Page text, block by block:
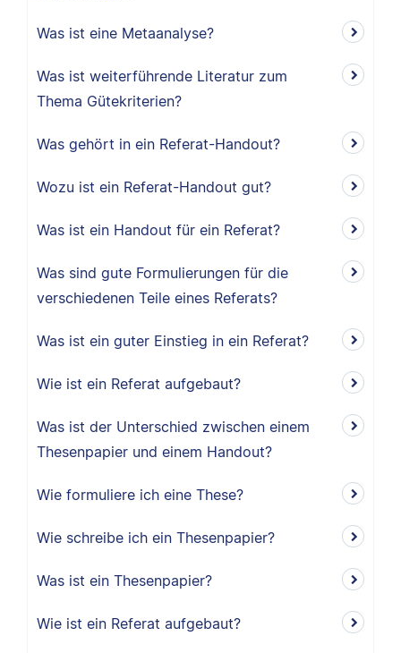
Was ist eine Metaanalyse?
Was ist weiterführende Literatur zum
Thema Gütekriterien?
Was gehört in ein Referat-Handout?
Wozu ist ein Referat-Handout gut?
Was ist ein Handout für ein Referat?
Was sind gute Formulierungen für die
verschiedenen Teile eines Referats?
Was ist ein guter Einstieg in ein Referat?
Wie ist ein Referat aufgebaut?
Was ist der Unterschied zwischen einem
Thesenpapier und einem Handout?
Wie formuliere ich eine These?
Wie schreibe ich ein Thesenpapier?
Was ist ein Thesenpapier?
Wie ist ein Referat aufgebaut?